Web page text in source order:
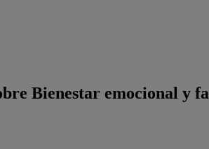
Bienestar emocional y